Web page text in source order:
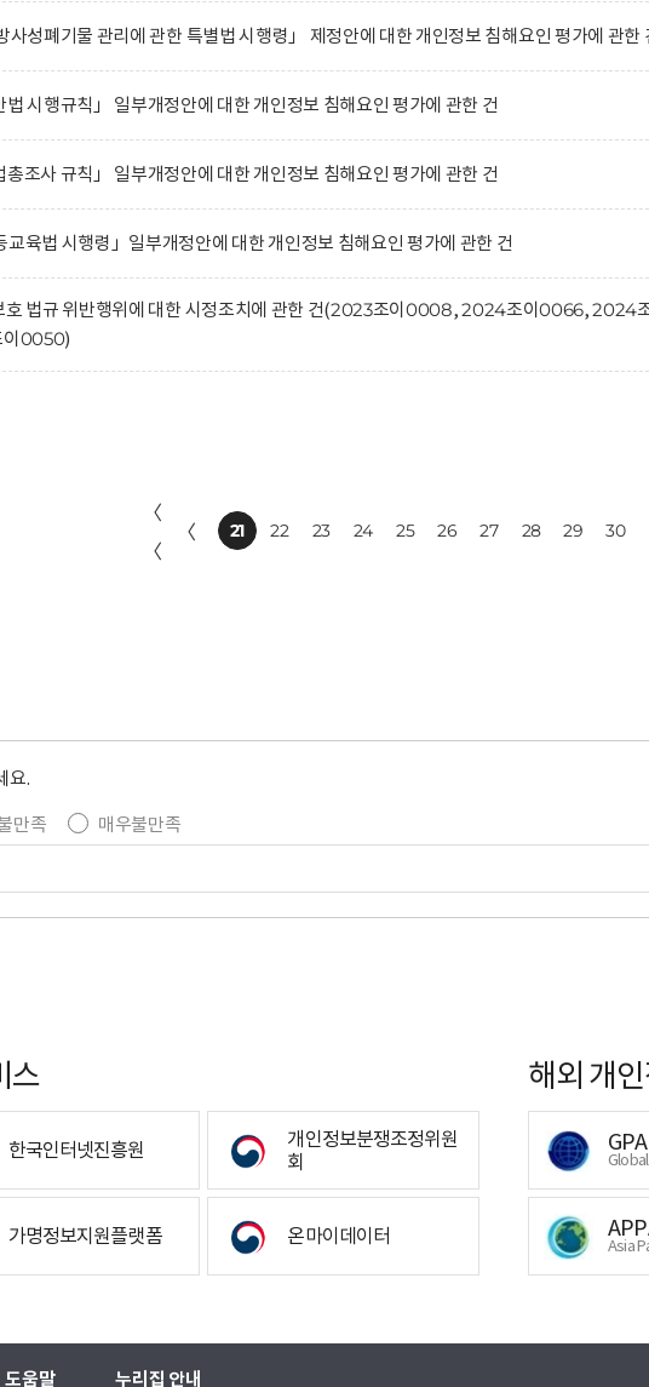
사성폐기물 관리에 관한 특별법 시행령」 제정안에 대한 개인정보 침해요인 평가에 관한
법 시행규칙」 일부개정안에 대한 개인정보 침해요인 평가에 관한 건
총조사 규칙」 일부개정안에 대한 개인정보 침해요인 평가에 관한 건
교육법 시행령」일부개정안에 대한 개인정보 침해요인 평가에 관한 건
호 법규 위반행위에 대한 시정조치에 관한 건(2023조이0008, 2024조이0066, 2024
0050)
〈
〈
〈 21 22 23 24 25 26 27 28 29 30
요.
만족
매우불만족
스
한국인터넷진흥원
개인정보분쟁조정위원
회
가명정보지원플랫폼 온마이데이터
해외 개
GPA
Asia
도움말 누리집 안내